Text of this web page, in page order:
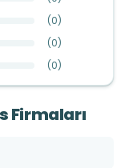
(0)
(0)
(0)
Firmaları